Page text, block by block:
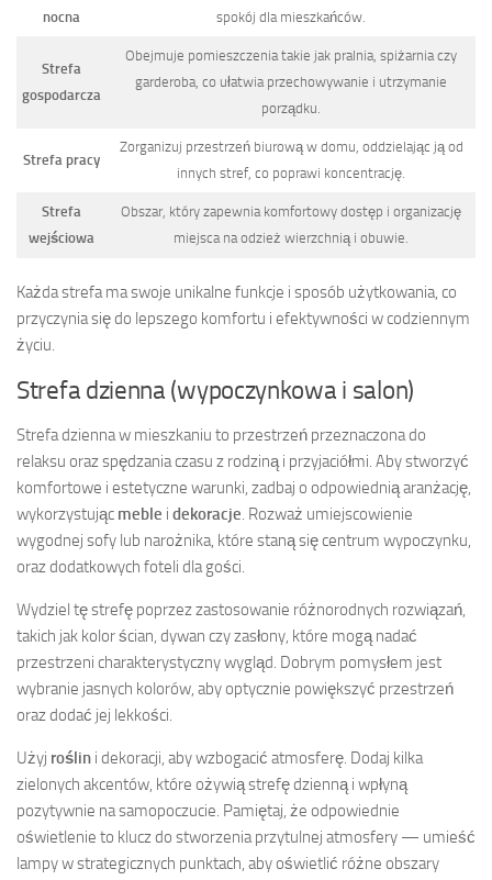
nocna
spokój dla mieszkańców.
Strefa
gospodarcza
Obejmuje pomieszczenia takie jak pralnia, spiżarnia czy
garderoba, co ułatwia przechowywanie i utrzymanie
porządku.
Strefa pracy
Zorganizuj przestrzeń biurową w domu, oddzielając ją od
innych stref, co poprawi koncentrację.
Strefa
wejściowa
Obszar, który zapewnia komfortowy dostęp i organizację
miejsca na odzież wierzchnią i obuwie.
Każda strefa ma swoje unikalne funkcje i sposób użytkowania, co
przyczynia się do lepszego komfortu i efektywności w codziennym
życiu.
Strefa dzienna (wypoczynkowa i salon)
Strefa dzienna w mieszkaniu to przestrzeń przeznaczona do
relaksu oraz spędzania czasu z rodziną i przyjaciółmi. Aby stworzyć
komfortowe i estetyczne warunki, zadbaj o odpowiednią aranżację,
wykorzystując meble i dekoracje. Rozważ umiejscowienie
wygodnej sofy lub narożnika, które staną się centrum wypoczynku,
oraz dodatkowych foteli dla gości.
Wydziel tę strefę poprzez zastosowanie różnorodnych rozwiązań,
takich jak kolor ścian, dywan czy zasłony, które mogą nadać
przestrzeni charakterystyczny wygląd. Dobrym pomysłem jest
wybranie jasnych kolorów, aby optycznie powiększyć przestrzeń
oraz dodać jej lekkości.
Użyj roślin i dekoracji, aby wzbogacić atmosferę. Dodaj kilka
zielonych akcentów, które ożywią strefę dzienną i wpłyną
pozytywnie na samopoczucie. Pamiętaj, że odpowiednie
oświetlenie to klucz do stworzenia przytulnej atmosfery — umieść
lampy w strategicznych punktach, aby oświetlić różne obszary